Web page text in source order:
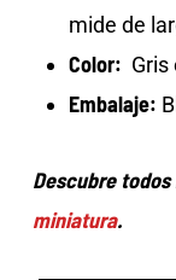
mide de
Color: Gris
Embalaje:
Descubre
miniatura.